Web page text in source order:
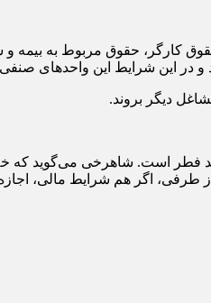
کارگر، حقوق مربوط به بیمه
و در این شرایط این واحدهای
دیگر بروند.
فطر است. شاهرخی می‌گوید که
اگر هم شرایط مالی، اجازه